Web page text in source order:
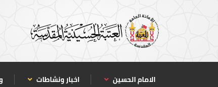
الامام الحسين اخبار ونشاطات